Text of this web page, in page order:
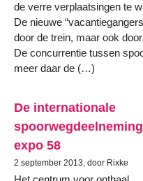
de verre verplaatsingen te
De nieuwe
door de trein, maar ook
De concurrentie tussen
meer daar de (…)
De internationale
expo 58
2 september 2013, door Rixke